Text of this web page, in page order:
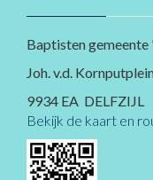
Baptisten
Joh. v.d.
9934 EA DELFZIJL
Bekijk de kaart en